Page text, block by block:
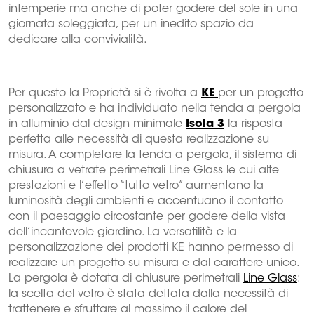
intemperie ma anche di poter godere del sole in una
giornata soleggiata, per un inedito spazio da
dedicare alla convivialità.
Per questo la Proprietà si è rivolta a KE per un progetto
personalizzato e ha individuato nella tenda a pergola
in alluminio dal design minimale
Isola 3 la risposta
perfetta alle necessità di questa realizzazione su
misura. A completare la tenda a pergola, il sistema di
chiusura a vetrate perimetrali Line Glass le cui alte
prestazioni e l’effetto “tutto vetro” aumentano la
luminosità degli ambienti e accentuano il contatto
con il paesaggio circostante per godere della vista
dell’incantevole giardino. La versatilità e la
personalizzazione dei prodotti KE hanno permesso di
realizzare un progetto su misura e dal carattere unico.
La pergola è dotata di chiusure perimetrali Line Glass:
la scelta del vetro è stata dettata dalla necessità di
trattenere e sfruttare al massimo il calore del